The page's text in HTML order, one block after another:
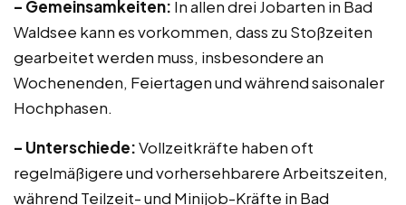
– Gemeinsamkeiten: In allen drei Jobarten in Bad
Waldsee kann es vorkommen, dass zu Stoßzeiten
gearbeitet werden muss, insbesondere an
Wochenenden, Feiertagen und während saisonaler
Hochphasen.
– Unterschiede:Vollzeitkräfte haben oft
regelmäßigere und vorhersehbarere Arbeitszeiten,
während Teilzeit- und Minijob-Kräfte in Bad